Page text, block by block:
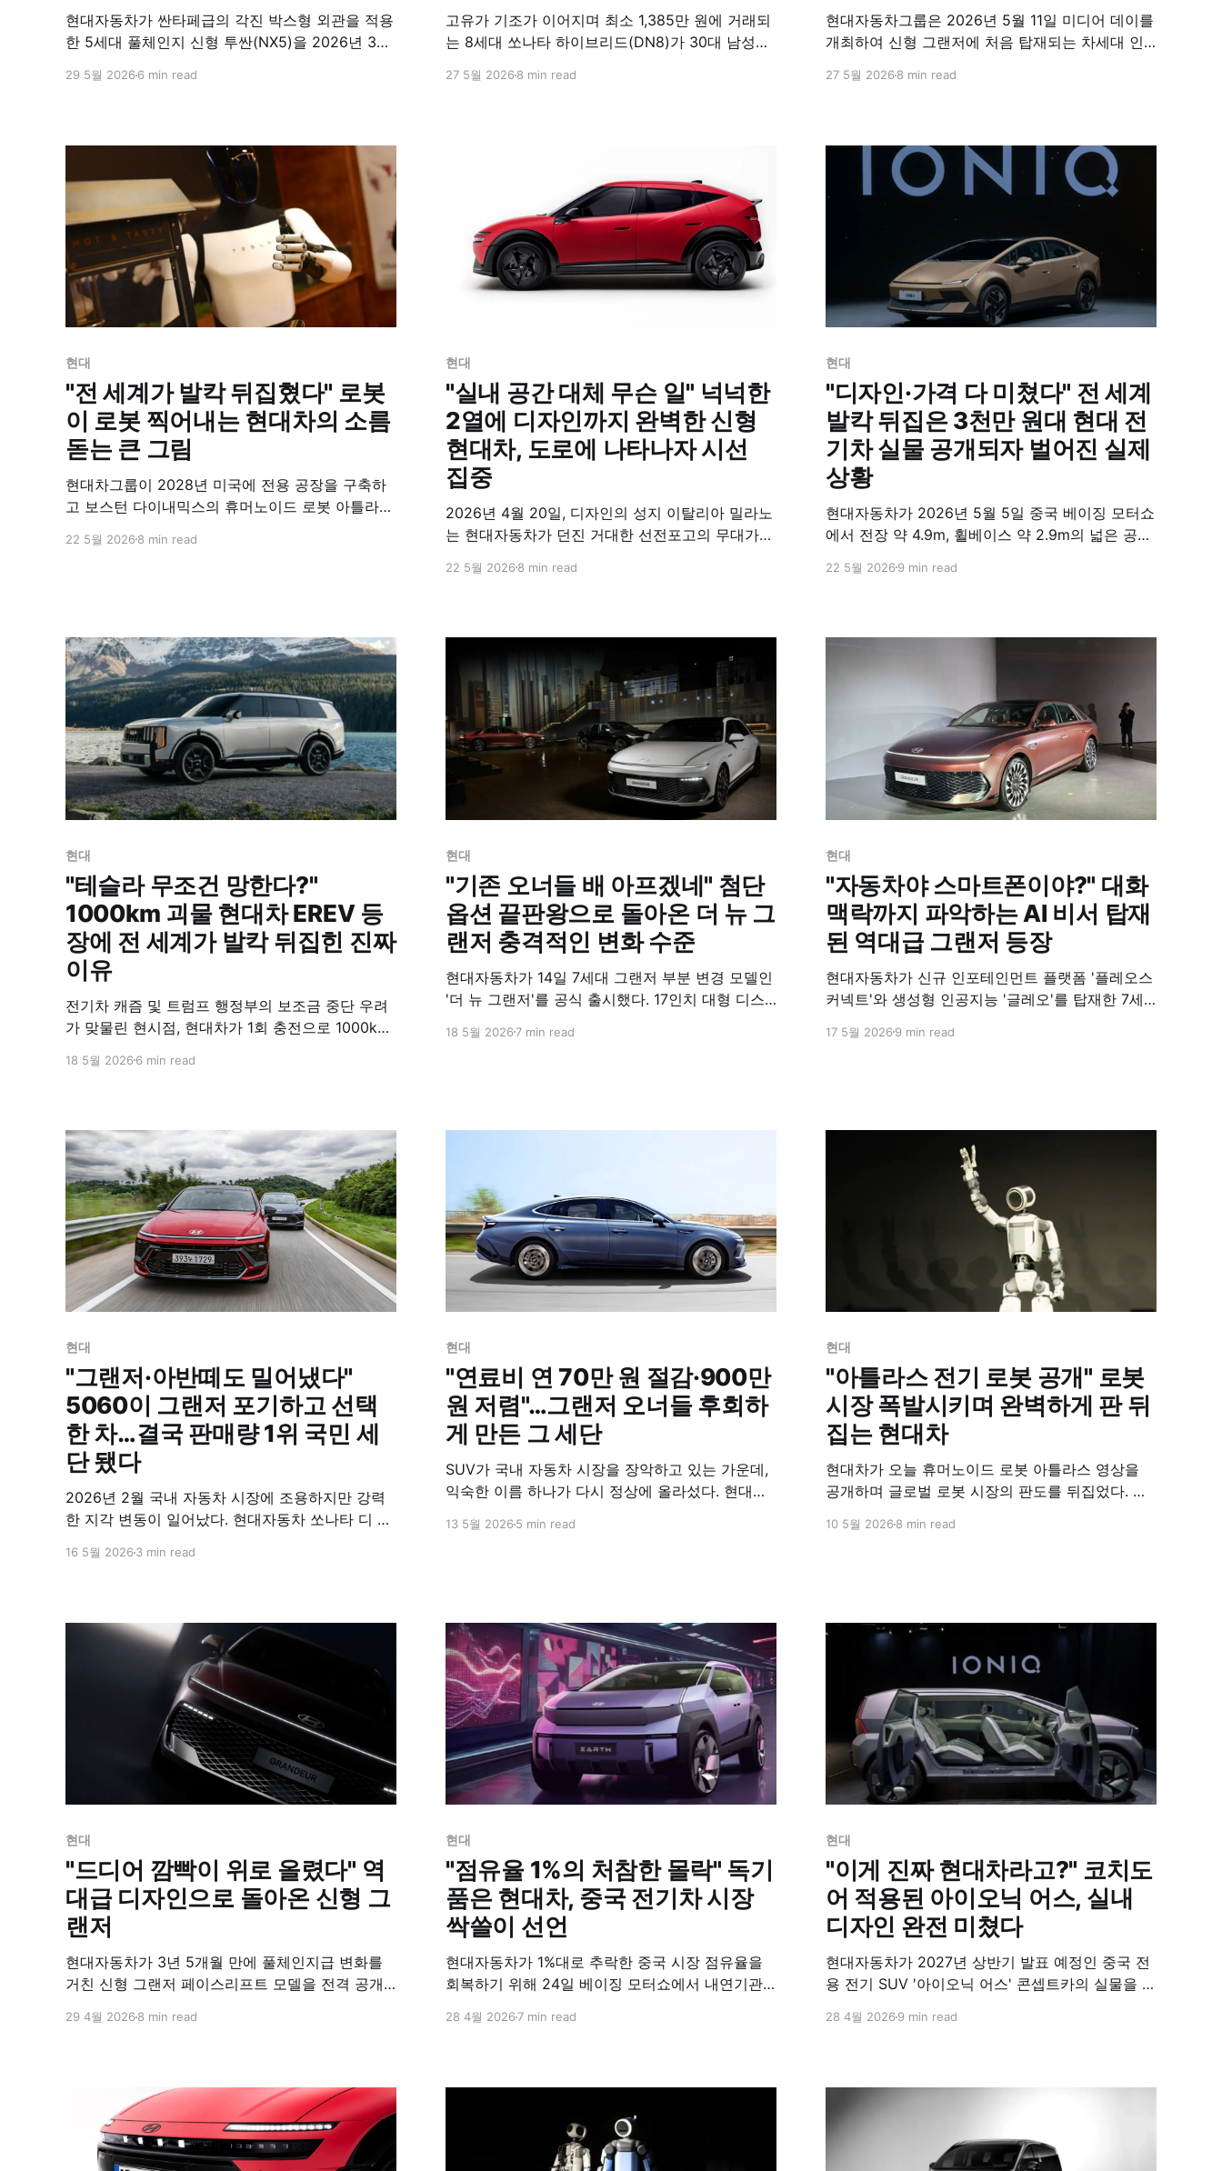
현대자동차가 싼타페급의 각진 박스형 외관을 적용
한 5세대 풀체인지 신형 투싼(NX5)을 2026년 3분
완전히 단종하고 복합 연비 18~19km/L의 1.6 터보
화 라인업을 재편했다. 300마력을 상회하는 고성능
N 트림을 투싼 역사상 최초로 추가하며 하이브리드
기준 3,400만 원대 중반의 시작 가격으로 출시되어
국내 준중형 SUV 시장의 판도를 완전히 뒤바꿀 전
망이다.
29 5월 2026 6 min read
고유가 기조가 이어지며 최소 1,385만 원에 거래되
는 8세대 쏘나타 하이브리드(DN8)가 30대 남성을
20.1km/L를 달성해 최신형 쏘나타 디 엣지의
27 5월 20268 min read
현대자동차그룹은 2026년 5월 11일 미디어 데이를
개최하여 신형 그랜저에 처음 탑재되는 차세대 인
을 발표했다. 작년 '플레오스 25'에서 선공개된 이
모델 기반의 '글레오 AI'를 적용해 차량의 스마트 디
바이스화를 구현했다.
27 5월 20268 min read
현대
"전 세계가 발칵 뒤집혔다" 로봇
이 로봇 찍어내는 현대차의 소름
돋는 큰 그림
현대차그룹이 2028년 미국에 전용 공장을 구축하
고 보스턴 다이내믹스의 휴머노이드 로봇 아틀라스
이미 2만 5,000대 이상의 내부 수요를 확보했으며,
22 5월 2026 8 min read
현대
"실내 공간 대체 무슨 일" 넉넉한
2열에 디자인까지 완벽한 신형
현대차, 도로에 나타나자 시선
집중
2026년 4월 20일, 디자인의 성지 이탈리아 밀라노
는 현대자동차가 던진 거대한 선전포고의 무대가
로 공개된 '아이오닉 3(IONIQ 3)'는 단순한 소형차
로 정면 승부를 걸겠다는 현대차의 전략적 의지가
투영된 모델이기 때문이다.
22 5월 20268 min read
현대
"디자인·가격 다 미쳤다" 전 세계
발칵 뒤집은 3천만 원대 현대 전
기차 실물 공개되자 벌어진 실제
상황
현대자동차가 2026년 5월 5일 중국 베이징 모터쇼
에서 전장 약 4.9m, 휠베이스 약 2.9m의 넓은 공간
전기 SUV '아이오닉 V'를 세계 최초로 공개했다.
22 5월 20269 min read
현대
"테슬라 무조건 망한다?"
1000km 괴물 현대차 EREV 등
장에 전 세계가 발칵 뒤집힌 진짜
이유
전기차 캐즘 및 트럼프 행정부의 보조금 중단 우려
가 맞물린 현시점, 현대차가 1회 충전으로 1000km
새로운 돌파구로 등판시켰다. 기존 하이브리드차의
을 보장하는 핵심 시장으로 부상했다.
18 5월 2026 6 min read
현대
"기존 오너들 배 아프겠네" 첨단
옵션 끝판왕으로 돌아온 더 뉴 그
랜저 충격적인 변화 수준
현대자동차가 14일 7세대 그랜저 부분 변경 모델인
'더 뉴 그랜저'를 공식 출시했다. 17인치 대형 디스
형 AI 비서를 탑재하며, 단순 이동 수단을 넘어 첨단
18 5월 20267 min read
현대
"자동차야 스마트폰이야?" 대화
맥락까지 파악하는 AI 비서 탑재
된 역대급 그랜저 등장
현대자동차가 신규 인포테인먼트 플랫폼 '플레오스
커넥트'와 생성형 인공지능 '글레오'를 탑재한 7세
SDV(소프트웨어 중심 자동차) 전환을 본격화했다.
승용차 2위를 지킨 그랜저를 앞세워 차량의 모빌리
티 소프트웨어 경험을 대폭 강화한다는 방침이다.
17 5월 20269 min read
현대
"그랜저·아반떼도 밀어냈다"
5060이 그랜저 포기하고 선택
한 차…결국 판매량 1위 국민 세
단 됐다
2026년 2월 국내 자동차 시장에 조용하지만 강력
한 지각 변동이 일어났다. 현대자동차 쏘나타 디 엣
지켜온 그랜저(3,933대)와 아반떼(3,628대)를 나
소비자들의 인식 전환이 숫자로 증명된 사건이다.
16 5월 2026 3 min read
현대
"연료비 연 70만 원 절감·900만
원 저렴"…그랜저 오너들 후회하
게 만든 그 세단
SUV가 국내 자동차 시장을 장악하고 있는 가운데,
익숙한 이름 하나가 다시 정상에 올라섰다. 현대자
단 부문 판매량 4,436대를 기록하며 그랜저(3,933
인이라는 평가가 나온다.
13 5월 20265 min read
현대
"아틀라스 전기 로봇 공개" 로봇
시장 폭발시키며 완벽하게 판 뒤
집는 현대차
현대차가 오늘 휴머노이드 로봇 아틀라스 영상을
공개하며 글로벌 로봇 시장의 판도를 뒤집었다. 현
자하고, 2028년까지 미국에 무려 260억 달러를 투
노이드 투입 소식과 맞물려 로봇 관련 시장의 폭발
적인 성장이 시작되었다.
10 5월 20268 min read
현대
"드디어 깜빡이 위로 올렸다" 역
대급 디자인으로 돌아온 신형 그
랜저
현대자동차가 3년 5개월 만에 풀체인지급 변화를
거친 신형 그랜저 페이스리프트 모델을 전격 공개
확장되어 더욱 역동적인 비례감을 완성했다. 특히
실내 디자인 변화를 이루어냈다.
29 4월 2026 8 min read
현대
"점유율 1%의 처참한 몰락" 독기
품은 현대차, 중국 전기차 시장
싹쓸이 선언
현대자동차가 1%대로 추락한 중국 시장 점유율을
회복하기 위해 24일 베이징 모터쇼에서 내연기관
공식 선언했다. 중국 자율주행 기업 모멘타와 협업
하여 향후 5년간 연간 50만 대 판매 목표를 달성한
다는 대대적인 반격 전략을 발표했다.
28 4월 20267 min read
현대
"이게 진짜 현대차라고?" 코치도
어 적용된 아이오닉 어스, 실내
디자인 완전 미쳤다
현대자동차가 2027년 상반기 발표 예정인 중국 전
용 전기 SUV '아이오닉 어스' 콘셉트카의 실물을 전
180도 회전이 가능한 스위블 시트, 자율주행용 수
28 4월 20269 min read